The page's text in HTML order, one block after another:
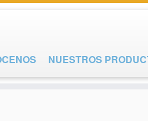
NUESTROS